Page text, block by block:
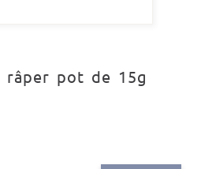
râper pot de 15g